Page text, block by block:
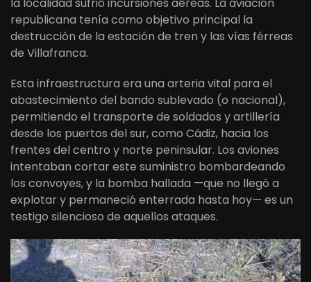
republicana tenía como objetivo principal la
destrucción de la estación de tren y las vías férreas
de Villafranca.
Esta infraestructura era una arteria vital para el
abastecimiento del bando sublevado (o nacional),
permitiendo el transporte de soldados y artillería
desde los puertos del sur, como Cádiz, hacia los
frentes del centro y norte peninsular. Los aviones
intentaban cortar este suministro bombardeando
los convoyes, y la bomba hallada —que no llegó a
explotar y permaneció enterrada hasta hoy— es un
testigo silencioso de aquellos ataques.